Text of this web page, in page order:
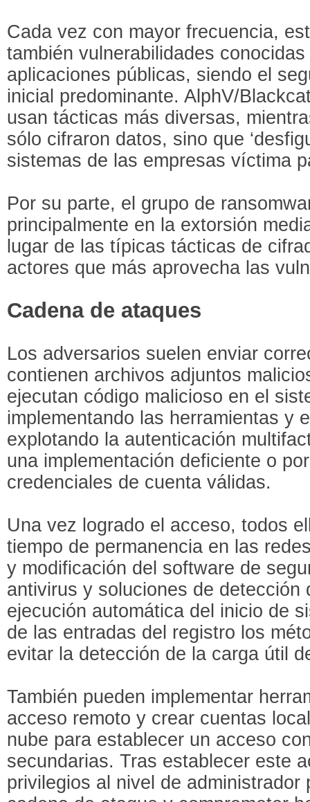
Cada vez con mayor frecuencia,
también vulnerabilidades
aplicaciones públicas, siendo el
inicial predominante. AlphV/
usan tácticas más diversas,
sólo cifraron datos, sino que
sistemas de las empresas víctima
Por su parte, el grupo de
principalmente en la extorsión
lugar de las típicas tácticas de
actores que más aprovecha las
Cadena de ataques
Los adversarios suelen enviar
contienen archivos adjuntos
ejecutan código malicioso en el
implementando las herramientas y
explotando la autenticación
una implementación deficiente o
credenciales de cuenta válidas.
Una vez logrado el acceso, todos
tiempo de permanencia en las
y modificación del software de
antivirus y soluciones de detección
ejecución automática del inicio de
de las entradas del registro los
evitar la detección de la carga útil
También pueden implementar
acceso remoto y crear cuentas
nube para establecer un acceso
secundarias. Tras establecer este
privilegios al nivel de administrador